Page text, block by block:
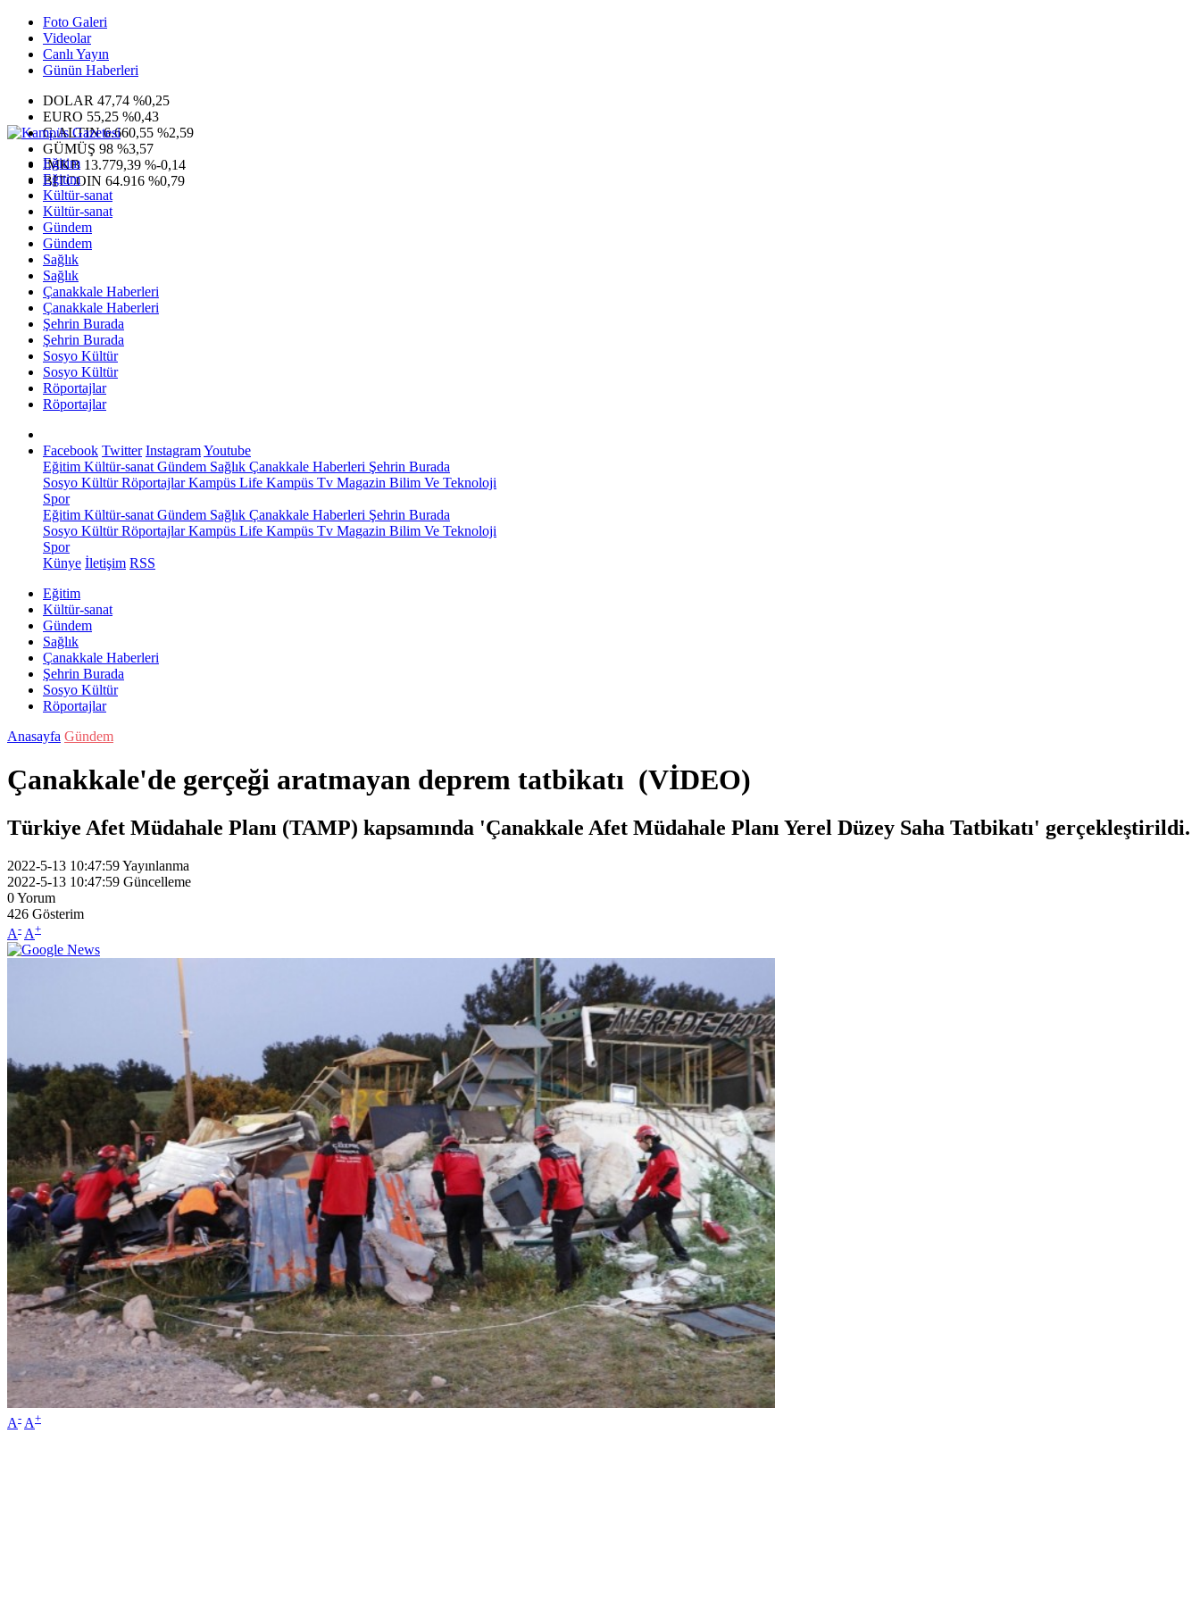
Foto Galeri
Videolar
Canlı Yayın
Günün Haberleri
DOLAR 47,74 %0,25
EURO 55,25 %0,43
G.ALTIN6.660,55 %2,59
GÜMÜŞ 98 %3,57
IMKB 13.779,39 %-0,14
BITCOIN 64.916 %0,79
Eğitim
Eğitim
Kültür-sanat
Kültür-sanat
Gündem
Gündem
Sağlık
Sağlık
Çanakkale Haberleri
Çanakkale Haberleri
Şehrin Burada
Şehrin Burada
Sosyo Kültür
Sosyo Kültür
Röportajlar
Röportajlar
Facebook Twitter InstagramYoutube
Eğitim Kültür-sanat Gündem Sağlık Çanakkale Haberleri Şehrin Burada
Sosyo KültürRöportajlarKampüs Life Kampüs Tv Magazin Bilim Ve Teknoloji
Spor
Eğitim Kültür-sanat Gündem Sağlık Çanakkale Haberleri Şehrin Burada
Sosyo KültürRöportajlarKampüs Life Kampüs Tv Magazin Bilim Ve Teknoloji
Spor
Künye İletişim RSS
Eğitim
Kültür-sanat
Gündem
Sağlık
Çanakkale Haberleri
Şehrin Burada
Sosyo Kültür
Röportajlar
Anasayfa Gündem
Çanakkale'de gerçeği aratmayan deprem tatbikatı (VİDEO)
Türkiye Afet Müdahale Planı (TAMP) kapsamında 'Çanakkale Afet Müdahale Planı Yerel Düzey Saha Tatbikatı' gerçekleştirildi.
2022-5-13 10:47:59Yayınlanma
2022-5-13 10:47:59 Güncelleme
0Yorum
426 Gösterim
A- A+
A- A+